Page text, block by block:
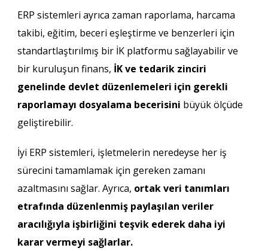
ERP sistemleri ayrıca zaman raporlama, harcama
takibi, eğitim, beceri eşleştirme ve benzerleri için
standartlaştırılmış bir İK platformu sağlayabilir ve
bir kuruluşun finans, İK ve tedarik zinciri
genelinde devlet düzenlemeleri için gerekli
raporlamayı dosyalama becerisini büyük ölçüde
geliştirebilir.
İyi ERP sistemleri, işletmelerin neredeyse her iş
sürecini tamamlamak için gereken zamanı
azaltmasını sağlar. Ayrıca, ortak veri tanımları
etrafında düzenlenmiş paylaşılan veriler
aracılığıyla işbirliğini teşvik ederek daha iyi
karar vermeyi sağlarlar.